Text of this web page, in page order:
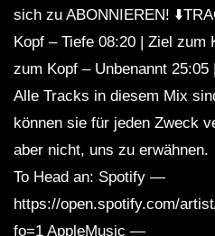
sich zu ABONNIEREN!
Kopf – Tiefe 08:20 | Ziel zum
zum Kopf – Unbenannt
Alle Tracks in diesem Mix
können sie für jeden Zweck
aber nicht, uns zu erwähnen.
To Head an: Spotify —
https://open.spotify.com/
fo=1 AppleMusic —